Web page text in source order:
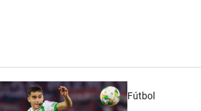
Fútbol